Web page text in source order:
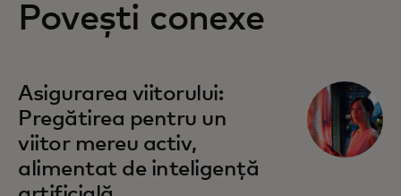
Povești conexe
Asigurarea viitorului:
Pregătirea pentru un
viitor mereu activ,
alimentat de inteligență